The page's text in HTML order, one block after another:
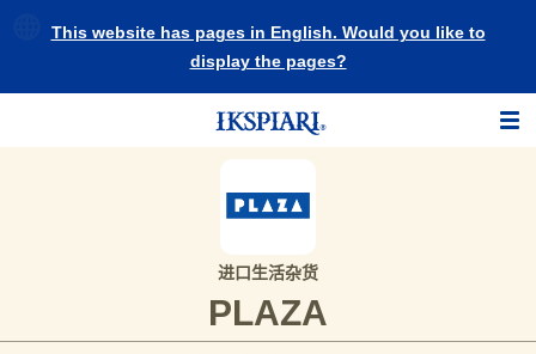
This website has pages in English. Would you like to
display the pages?
进口生活杂货
PLAZA